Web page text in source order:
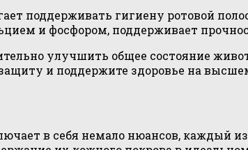
поддерживать гигиену ротовой
и фосфором, поддерживает
улучшить общее состояние
и поддержите здоровье на
в себя немало нюансов, каждый